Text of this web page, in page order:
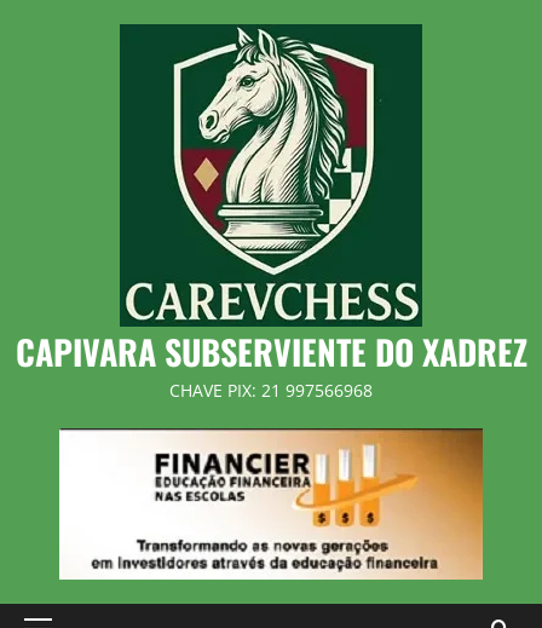
CAPIVARA SUBSERVIENTE DO XADREZ
CHAVE PIX: 21 997566968